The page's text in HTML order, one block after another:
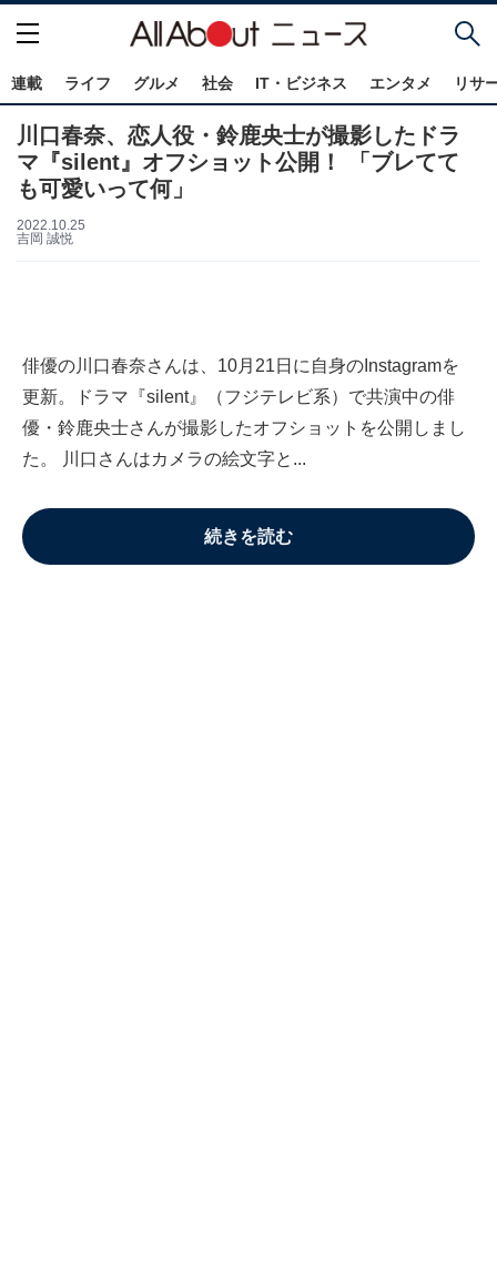
連載 ライフ グルメ 社会 IT・ビジネス エンタメ リサ
川口春奈、恋人役・鈴鹿央士が撮影したドラ
マ『silent』オフショット公開！ 「ブレてて
も可愛いって何」
2022.10.25
吉岡 誠悦
俳優の川口春奈さんは、10月21日に自身のInstagramを
更新。ドラマ『silent』（フジテレビ系）で共演中の俳
優・鈴鹿央士さんが撮影したオフショットを公開しまし
た。 川口さんはカメラの絵文字と...
続きを読む